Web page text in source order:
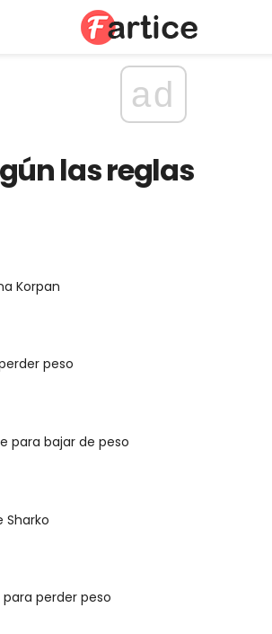
ad
las reglas
Korpan
peso
para bajar de peso
Sharko
perder peso